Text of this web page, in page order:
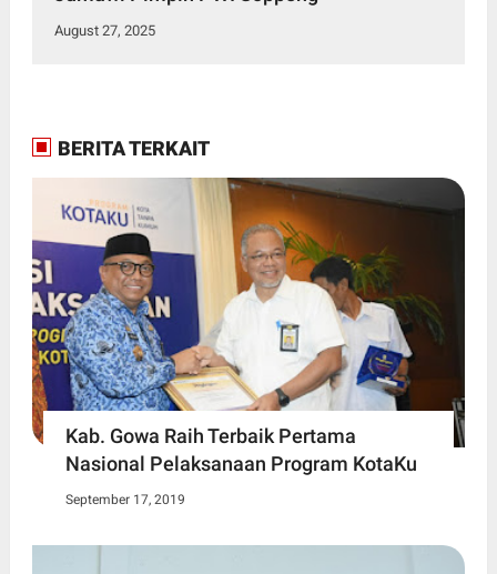
August 27, 2025
BERITA TERKAIT
Kab. Gowa Raih Terbaik Pertama
Nasional Pelaksanaan Program KotaKu
September 17, 2019